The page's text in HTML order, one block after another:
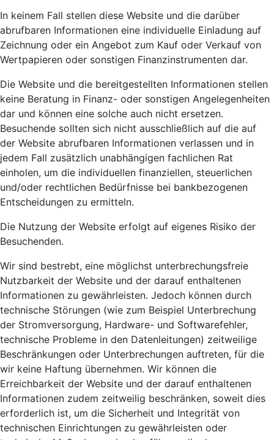
In keinem Fall stellen diese Website und die darüber
abrufbaren Informationen eine individuelle Einladung auf
Zeichnung oder ein Angebot zum Kauf oder Verkauf von
Wertpapieren oder sonstigen Finanzinstrumenten dar.
Die Website und die bereitgestellten Informationen stellen
keine Beratung in Finanz- oder sonstigen Angelegenheiten
dar und können eine solche auch nicht ersetzen.
Besuchende sollten sich nicht ausschließlich auf die auf
der Website abrufbaren Informationen verlassen und in
jedem Fall zusätzlich unabhängigen fachlichen Rat
einholen, um die individuellen finanziellen, steuerlichen
und/oder rechtlichen Bedürfnisse bei bankbezogenen
Entscheidungen zu ermitteln.
Die Nutzung der Website erfolgt auf eigenes Risiko der
Besuchenden.
Wir sind bestrebt, eine möglichst unterbrechungsfreie
Nutzbarkeit der Website und der darauf enthaltenen
Informationen zu gewährleisten. Jedoch können durch
technische Störungen (wie zum Beispiel Unterbrechung
der Stromversorgung, Hardware- und Softwarefehler,
technische Probleme in den Datenleitungen) zeitweilige
Beschränkungen oder Unterbrechungen auftreten, für die
wir keine Haftung übernehmen. Wir können die
Erreichbarkeit der Website und der darauf enthaltenen
Informationen zudem zeitweilig beschränken, soweit dies
erforderlich ist, um die Sicherheit und Integrität von
technischen Einrichtungen zu gewährleisten oder